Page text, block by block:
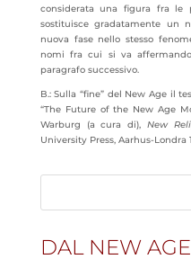
considerata una figura fra le
sostituisce gradatamente un
nuova fase nello stesso
nomi fra cui si va
paragrafo successivo.
B.: Sulla “fine” del New Age il
“The Future of the New Age
Warburg (a cura di),New
University Press, Aarhus-Londra
DAL NEW